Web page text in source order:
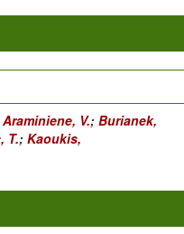
Araminiene, V.; Burianek,
T.; Kaoukis,